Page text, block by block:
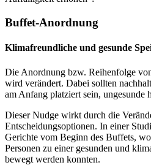
Buffet-Anordnung
Klimafreundliche und gesunde
Die Anordnung bzw. Reihenfolge
wird verändert. Dabei sollten
am Anfang platziert sein, ungesunde
Dieser Nudge wirkt durch die
Entscheidungsoptionen. In einer
Gerichte vom Beginn des Buffets,
Personen zu einer gesunden und
bewegt werden konnten.